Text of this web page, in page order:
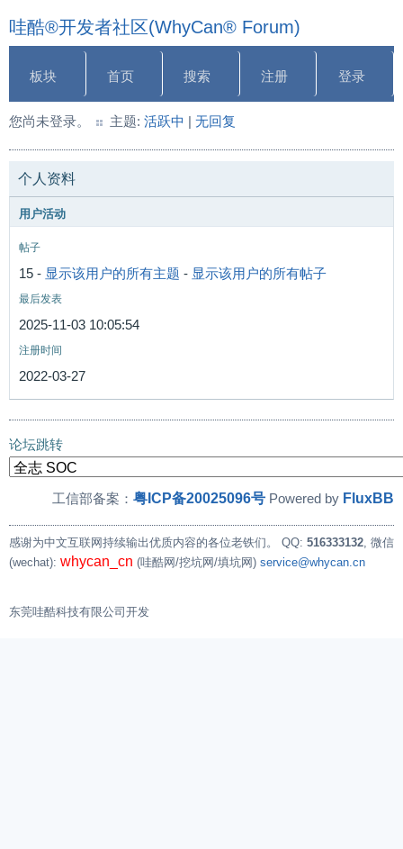
哇酷®开发者社区(WhyCan® Forum)
板块 首页 搜索 注册 登录
您尚未登录。 主题: 活跃中 | 无回复
个人资料
用户活动
帖子
15 - 显示该用户的所有主题 - 显示该用户的所有帖子
最后发表
2025-11-03 10:05:54
注册时间
2022-03-27
论坛跳转
工信部备案： 粤ICP备20025096号 Powered by FluxBB
感谢为中文互联网持续输出优质内容的各位老铁们。 QQ: 516333132, 微信
(wechat): whycan_cn (哇酷网/挖坑网/填坑网) service@whycan.cn
东莞哇酷科技有限公司开发